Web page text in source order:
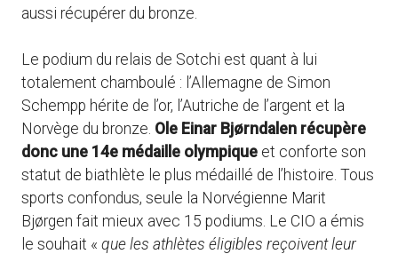
aussi récupérer du bronze.
Le podium du relais de Sotchi est quant à lui
totalement chamboulé : l’Allemagne de Simon
Schempp hérite de l’or, l’Autriche de l’argent et la
Norvège du bronze. Ole Einar Bjørndalen récupère
donc une 14e médaille olympique et conforte son
statut de biathlète le plus médaillé de l’histoire. Tous
sports confondus, seule la Norvégienne Marit
Bjørgen fait mieux avec 15 podiums. Le CIO a émis
le souhait « que les athlètes éligibles reçoivent leur